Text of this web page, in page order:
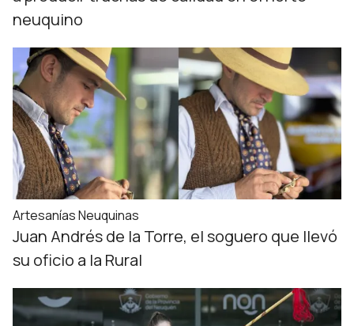
neuquino
Artesanías Neuquinas
Juan Andrés de la Torre, el soguero que llevó
su oficio a la Rural